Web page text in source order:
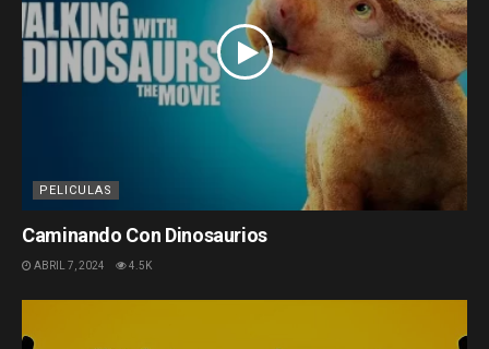
PELICULAS
Caminando Con Dinosaurios
ABRIL 7, 2024 4.5K